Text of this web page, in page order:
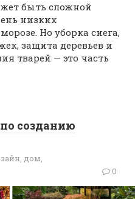
быть сложной
низких
Но уборка снега,
защита деревьев и
тварей — это часть
созданию
дом,
0